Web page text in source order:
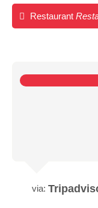
Restaurant
via: